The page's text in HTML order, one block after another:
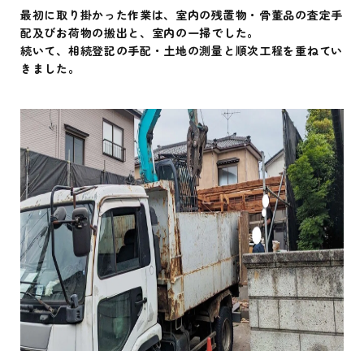
最初に取り掛かった作業は、室内の残置物・骨董品の査定手
配及びお荷物の搬出と、室内の一掃でした。
続いて、相続登記の手配・土地の測量と順次工程を重ねてい
きました。